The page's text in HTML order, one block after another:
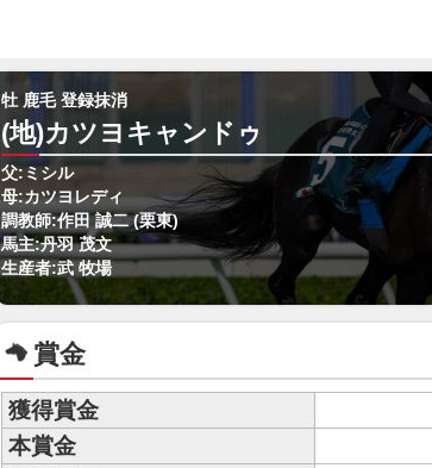
牡 鹿毛 登録抹消
(地)カツヨキャンドゥ
父:ミシル
母:カツヨレディ
調教師:作田 誠二 (栗東)
馬主:丹羽 茂文
生産者:武 牧場
賞金
獲得賞金
本賞金